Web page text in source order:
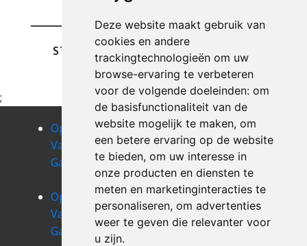
Deze website maakt gebruik van
cookies en andere
trackingtechnologieën om uw
browse-ervaring te verbeteren
voor de volgende doeleinden: om
de basisfunctionaliteit van de
website mogelijk te maken, om
een betere ervaring op de website
te bieden, om uw interesse in
onze producten en diensten te
meten en marketinginteracties te
personaliseren, om advertenties
weer te geven die relevanter voor
u zijn.
STUREN
;
Opruimen
Van Uw
Garage arlon
Opruimen
Van Uw
Garage arville
Opruimen
Van Uw
Garage
assenois
Opruimen
Van Uw
Garage athus
Opruimen
Van Uw
Garage attert
Opruimen
Van Uw
Garage